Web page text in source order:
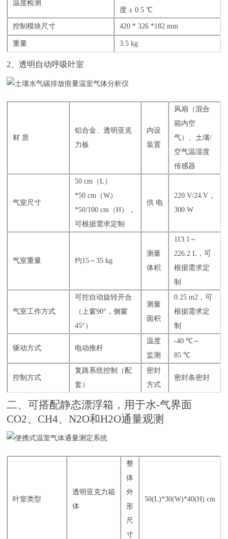
温度检测
度 ± 0.5 ℃
控制模块尺寸 420 * 326 *182 mm
重量 3.5 kg
2、透明自动呼吸叶室
材 质
铝合金、透明亚克
力板
内设
装置
风扇（混合
箱内空
气）、土壤/
空气温湿度
传感器
气室尺寸
50 cm（L）
*50 cm（W）
*50/100 cm（H），
可根据需求定制
供 电
220 V/24 V，
300 W
气室重量 约15～35 kg
测量
体积
113.1～
226.2 L，可
根据需求定
制
气室工作方式
可控自动旋转开合
（上窗90°，侧窗
45°）
测量
面积
0.25 m2，可
根据需求定
制
驱动方式 电动推杆
温度
监测
-40 ℃～
85 ℃
控制方式
复路系统控制（配
套）
密封
方式
密封条密封
二、可搭配静态漂浮箱，用于水-气界面
CO2、CH4、N2O和H2O通量观测
叶室类型
透明亚克力箱
体
整
体
外
形
尺
寸
50(L)*30(W)*40(H) cm